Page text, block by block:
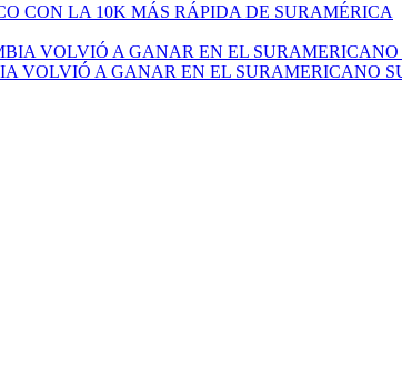
CON LA 10K MÁS RÁPIDA DE SURAMÉRICA
VOLVIÓ A GANAR EN EL SURAMERICANO